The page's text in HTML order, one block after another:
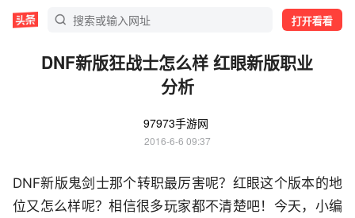
打开看看
DNF新版狂战士怎么样 红眼新版职业
分析
97973手游网
2016-6-6 09:37
DNF新版鬼剑士那个转职最厉害呢？红眼这个版本的地
位又怎么样呢？相信很多玩家都不清楚吧！今天，小编